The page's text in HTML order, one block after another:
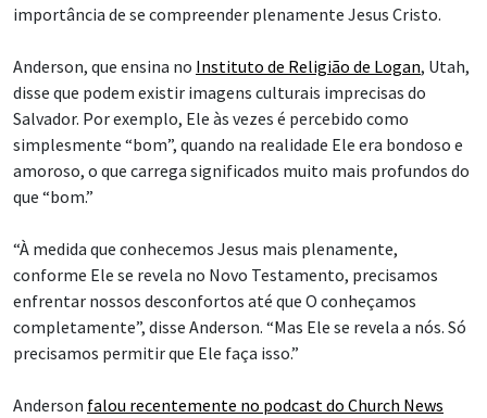
importância de se compreender plenamente Jesus Cristo.
Anderson, que ensina no Instituto de Religião de Logan, Utah,
disse que podem existir imagens culturais imprecisas do
Salvador. Por exemplo, Ele às vezes é percebido como
simplesmente “bom”, quando na realidade Ele era bondoso e
amoroso, o que carrega significados muito mais profundos do
que “bom.”
“À medida que conhecemos Jesus mais plenamente,
conforme Ele se revela no Novo Testamento, precisamos
enfrentar nossos desconfortos até que O conheçamos
completamente”, disse Anderson. “Mas Ele se revela a nós. Só
precisamos permitir que Ele faça isso.”
Anderson falou recentemente no podcast do Church News